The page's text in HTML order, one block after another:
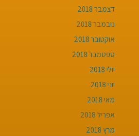
דצמבר 2018
נובמבר 2018
אוקטובר 2018
ספטמבר 2018
יולי 2018
יוני 2018
מאי 2018
אפריל 2018
מרץ 2018